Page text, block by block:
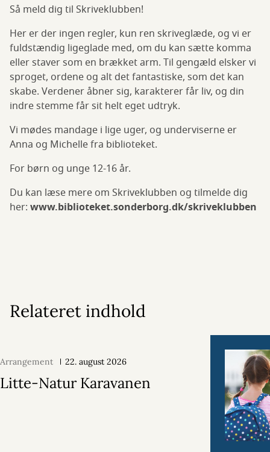
Så meld dig til Skriveklubben!
Her er der ingen regler, kun ren skriveglæde, og vi er
fuldstændig ligeglade med, om du kan sætte komma
eller staver som en brækket arm. Til gengæld elsker vi
sproget, ordene og alt det fantastiske, som det kan
skabe. Verdener åbner sig, karakterer får liv, og din
indre stemme får sit helt eget udtryk.
Vi mødes mandage i lige uger, og underviserne er
Anna og Michelle fra biblioteket.
For børn og unge 12-16 år.
Du kan læse mere om Skriveklubben og tilmelde dig
her: www.biblioteket.sonderborg.dk/skriveklubben
Relateret indhold
Arrangement 22. august 2026
Litte-Natur Karavanen